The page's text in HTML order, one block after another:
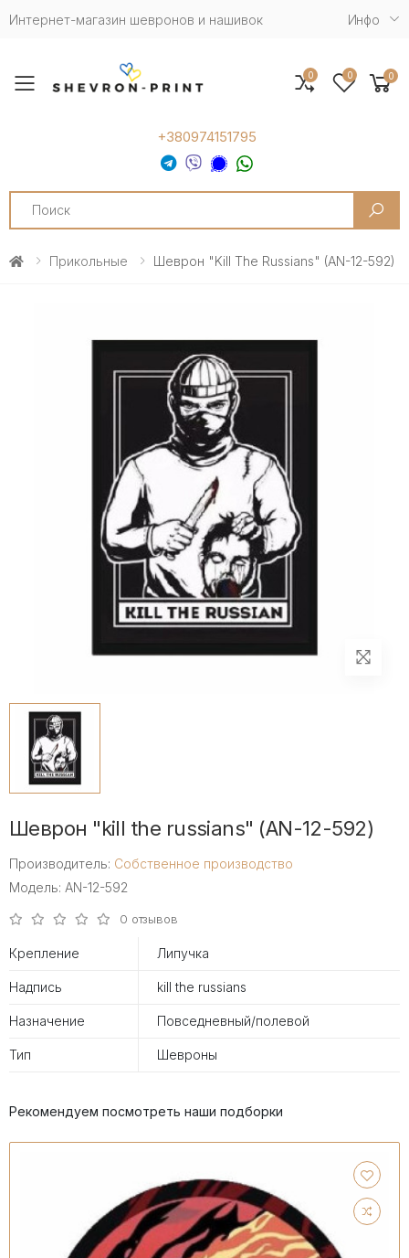
Интернет-магазин шевронов и нашивок Инфо
Toggle mobile menu
+380974151795
Search
0 0 0
Прикольные Шеврон "kill The Russians" (AN-12-592)
Шеврон "kill the russians" (AN-12-592)
Производитель: Собственное производство
Модель: AN-12-592
0 отзывов
Крепление Липучка
Надпись kill the russians
Назначение Повседневный/полевой
Тип Шевроны
Рекомендуем посмотреть наши подборки